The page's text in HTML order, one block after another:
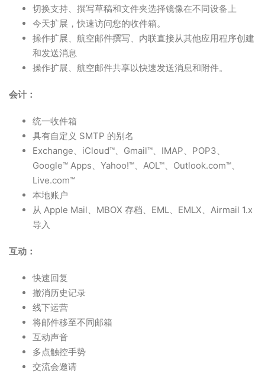
切换支持、撰写草稿和文件夹选择镜像在不同设备上
今天扩展，快速访问您的收件箱。
操作扩展、航空邮件撰写、内联直接从其他应用程序创建
和发送消息
操作扩展、航空邮件共享以快速发送消息和附件。
会计：
统一收件箱
具有自定义 SMTP 的别名
Exchange、iCloud™、Gmail™、IMAP、POP3、
Google™ Apps、Yahoo!™、AOL™、Outlook.com™、
Live.com™
本地账户
从 Apple Mail、MBOX 存档、EML、EMLX、A​​irmail 1.x
导入
互动：
快速回复
撤消历史记录
线下运营
将邮件移至不同邮箱
互动声音
多点触控手势
交流会邀请